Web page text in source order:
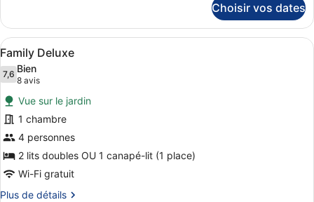
18+
le
type
de
chambre
Swim
Room
18+
Choisir vos dates
Afficher
toutes
les
photos
pour
ce
type
de
chambre :
Family
Family Deluxe | Salle de bain |
9
Family Deluxe
7,67,6 sur 10
Bien
8 avis
(8 avis)
Vue sur le jardin
1 chambre
4 personnes
2 lits doubles OU 1 canapé-lit (1 place)
Wi-Fi gratuit
Plus de détails
Plus